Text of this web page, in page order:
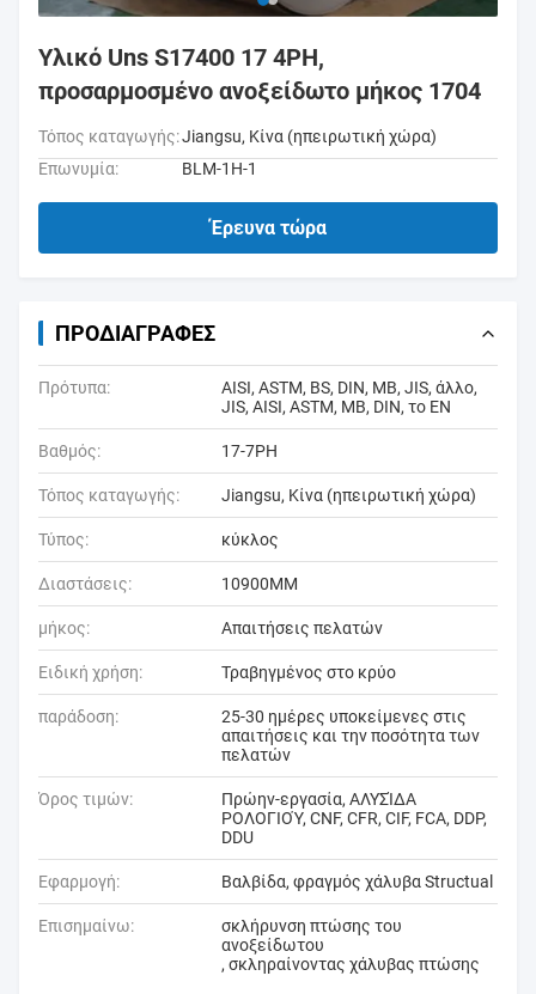
Υλικό Uns S17400 17 4PH,
προσαρμοσμένο ανοξείδωτο μήκος 1704
Τόπος καταγωγής:Jiangsu, Κίνα (ηπειρωτική χώρα)
Επωνυμία:
BLM-1H-1
Έρευνα τώρα
ΠΡΟΔΙΑΓΡΑΦΈΣ
Πρότυπα:
AISI, ASTM, BS, DIN, ΜΒ, JIS, άλλο,
JIS, AISI, ASTM, ΜΒ, DIN, το EN
Βαθμός: 17-7PH
Τόπος καταγωγής: Jiangsu, Κίνα (ηπειρωτική χώρα)
Τύπος: κύκλος
Διαστάσεις: 10900MM
μήκος: Απαιτήσεις πελατών
Ειδική χρήση: Τραβηγμένος στο κρύο
παράδοση:
25-30 ημέρες υποκείμενες στις
απαιτήσεις και την ποσότητα των
πελατών
Όρος τιμών:
Πρώην-εργασία, ΑΛΥΣΊΔΑ
ΡΟΛΟΓΙΟΎ, CNF, CFR, CIF, FCA, DDP,
DDU
Εφαρμογή: Βαλβίδα, φραγμός χάλυβα Structual
Επισημαίνω:
σκλήρυνση πτώσης του
ανοξείδωτου
, σκληραίνοντας χάλυβας πτώσης